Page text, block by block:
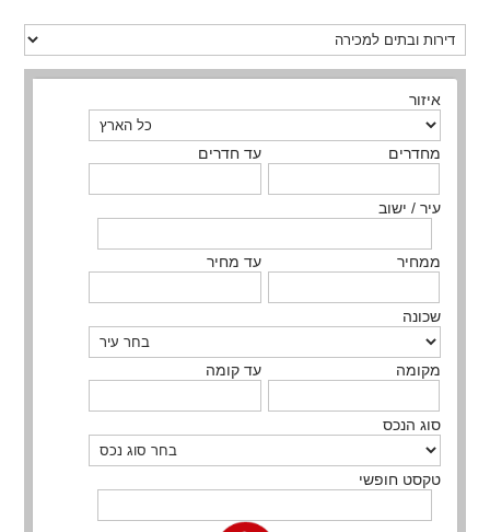
איזור
מחדרים עד חדרים
עיר / ישוב
ממחיר עד מחיר
שכונה
מקומה עד קומה
סוג הנכס
טקסט חופשי